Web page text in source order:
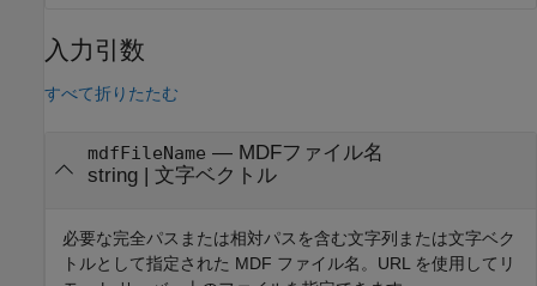
入力引数
すべて折りたたむ
mdfFileName — MDFファイル名
string| 文字ベクトル
必要な完全パスまたは相対パスを含む文字列または文字ベク
トルとして指定された MDF ファイル名。URL を使用してリ